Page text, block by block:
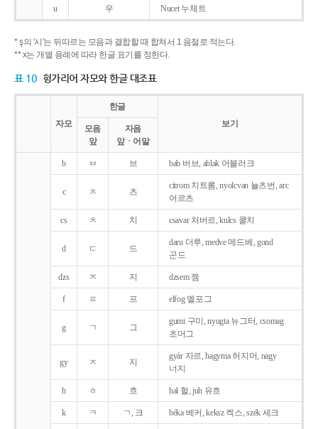
u 우 Nucet 누체트
* ş의 '시'는 뒤따르는 모음과 결합할 때 합쳐서 1 음절로 적는다.
** x는 개별 용례에 따라 한글 표기를 정한다.
표 10 헝가리어 자모와 한글 대조표
자모
한글
보기
모음
앞
자음
앞ㆍ어말
b ㅂ 브 bab 버브, ablak 어블러크
c ㅊ 츠
citrom 치트롬, nyolcvan 뇰츠번, arc
어르츠
cs ㅊ 치 csavar 처버르, kulcs 쿨치
d ㄷ 드
daru 더루, medve 메드베, gond
곤드
dzs ㅈ 지 dzsem 젬
f ㅍ 프 elfog 엘포그
g ㄱ 그
gumi 구미, nyugta 뉴그터, csomag
초머그
gy ㅈ 지
gyár 자르, hagyma 허지머, nagy
너지
h ㅎ 흐 hal 헐, juh 유흐
k ㅋ ㄱ, 크 béka 베커, keksz 켁스, szék 세크